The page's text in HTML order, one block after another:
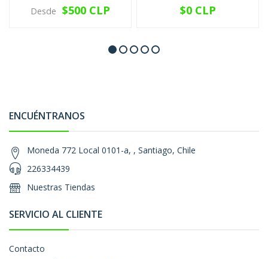
Desde $500 CLP $0 CLP
ENCUÉNTRANOS
Moneda 772 Local 0101-a, , Santiago, Chile
226334439
Nuestras Tiendas
SERVICIO AL CLIENTE
Contacto